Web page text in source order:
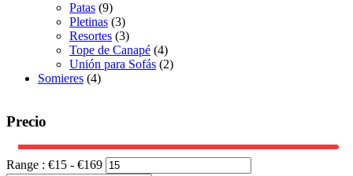
Patas (9)
Pletinas (3)
Resortes (3)
Tope de Canapé (4)
Unión para Sofás (2)
Somieres (4)
Precio
Range : €15 - €169